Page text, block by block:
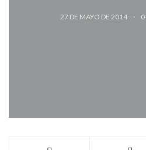
27 DE MAYO DE 2014 0